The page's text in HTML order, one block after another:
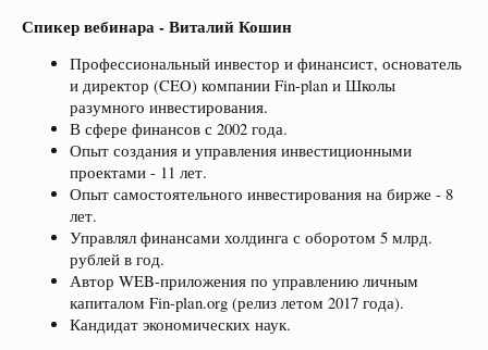
Спикер вебинара - Виталий Кошин
Профессиональный инвестор и финансист, основатель
и директор (CEO) компании Fin-plan и Школы
разумного инвестирования.
В сфере финансов с 2002 года.
Опыт создания и управления инвестиционными
проектами - 11 лет.
Опыт самостоятельного инвестирования на бирже - 8
лет.
Управлял финансами холдинга с оборотом 5 млрд.
рублей в год.
Автор WEB-приложения по управлению личным
капиталом Fin-plan.org (релиз летом 2017 года).
Кандидат экономических наук.